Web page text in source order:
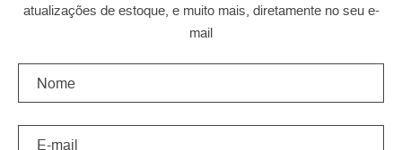
atualizações de estoque, e muito mais, diretamente no seu e-
mail